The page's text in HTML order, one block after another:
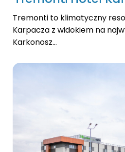
Tremonti to klimatyczny
Karpacza z widokiem na
Karkonosz...